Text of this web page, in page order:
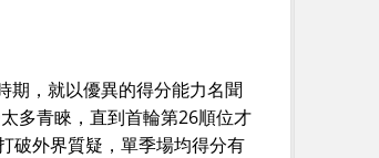
期，就以優異的得分能力名聞
多青睞，直到首輪第26順位才
破外界質疑，單季場均得分有